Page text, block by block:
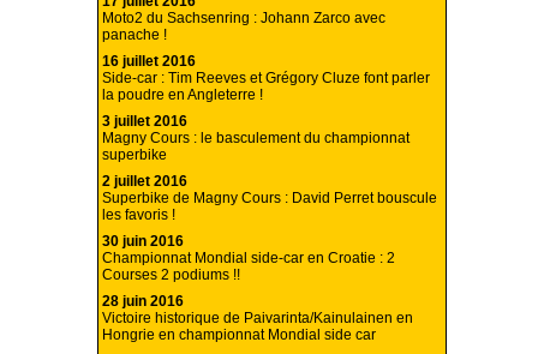
Moto2 du Sachsenring : Johann Zarco avec
panache !
16 juillet 2016
Side-car : Tim Reeves et Grégory Cluze font parler
la poudre en Angleterre !
3 juillet 2016
Magny Cours : le basculement du championnat
superbike
2 juillet 2016
Superbike de Magny Cours : David Perret bouscule
les favoris !
30 juin 2016
Championnat Mondial side-car en Croatie : 2
Courses 2 podiums !!
28 juin 2016
Victoire historique de Paivarinta/Kainulainen en
Hongrie en championnat Mondial side car